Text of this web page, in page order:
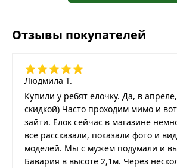
Отзывы покупателей
Людмила Т.
Купили у ребят елочку. Да, в
скидкой) Часто проходим мимо и
зайти. Ёлок сейчас в магазине
все рассказали, показали фото и
моделей. Мы с мужем подумали и
Бавария в высоте 2,1м. Через